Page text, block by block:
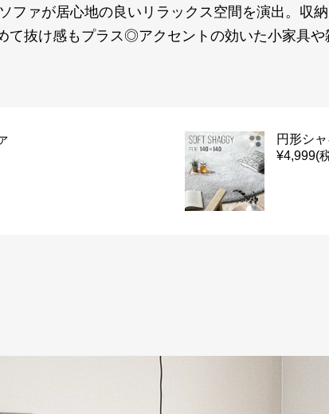
ファが居心地の良いリラックス空間を演出。収
て抜け感もプラス◎アクセントの効いた小家具
円形シ
¥4,999(